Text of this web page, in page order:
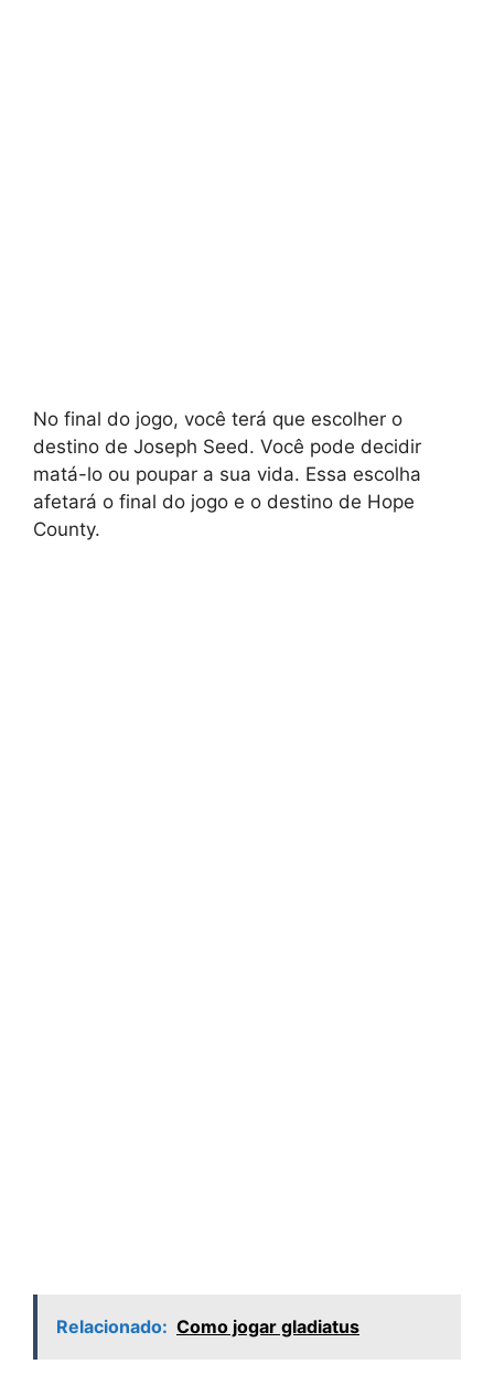
No final do jogo, você terá que escolher o
destino de Joseph Seed. Você pode decidir
matá-lo ou poupar a sua vida. Essa escolha
afetará o final do jogo e o destino de Hope
County.
Relacionado: Como jogar gladiatus